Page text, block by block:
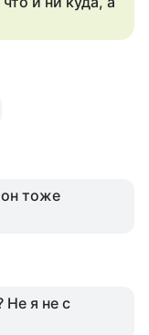
он тоже
Не я не с